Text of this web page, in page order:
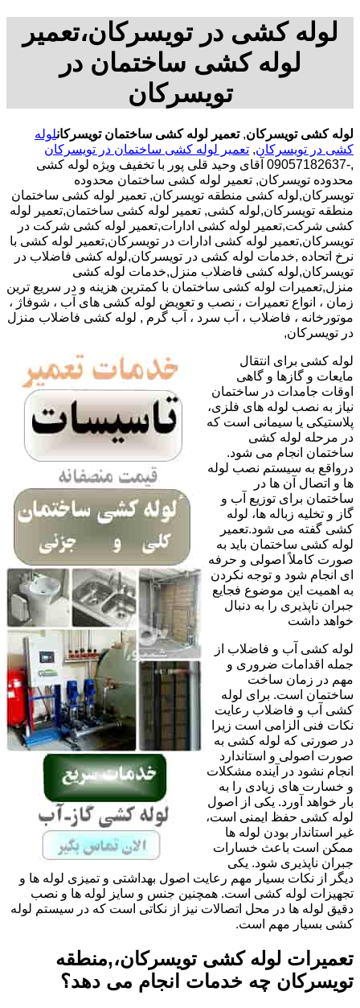
لوله کشی در تویسرکان،تعمیر
لوله کشی ساختمان در
تویسرکان
لوله کشی تویسرکان,تعمیر لوله کشی ساختمان تویسرکانلوله
کشی در تویسرکان, تعمیر لوله کشی ساختمان در تویسرکان
,-09057182637 آقای وحید قلی پور با تخفیف ویژه لوله کشی
محدوده تویسرکان, تعمیر لوله کشی ساختمان محدوده
تویسرکان,لوله کشی منطقه تویسرکان, تعمیر لوله کشی ساختمان
منطقه تویسرکان,لوله کشی, تعمیر لوله کشی ساختمان,تعمیر لوله
کشی شرکت,تعمیر لوله کشی ادارات,تعمیر لوله کشی شرکت در
تویسرکان,تعمیر لوله کشی ادارات در تویسرکان,تعمیر لوله کشی با
نرخ اتحاده ,خدمات لوله کشی در تویسرکان,لوله کشی فاضلاب در
تویسرکان,لوله کشی فاضلاب منزل,خدمات لوله کشی
منزل,تعمیرات لوله کشی ساختمان با کمترین هزینه و در سریع ترین
زمان ، انواع تعمیرات ، نصب و تعویض لوله کشی های آب ، شوفاژ ،
موتورخانه ، فاضلاب ، آب سرد ، آب گرم , لوله کشی فاضلاب منزل
در تویسرکان,
لوله کشی برای انتقال
مایعات و گازها و گاهی
اوقات جامدات در ساختمان
نیاز به نصب لوله های فلزی،
پلاستیکی یا سیمانی است که
در مرحله لوله کشی
ساختمان انجام می شود.
درواقع به سیستم نصب لوله
ها و اتصال آن ها در
ساختمان برای توزیع آب و
گاز و تخلیه زباله ها، لوله
کشی گفته می شود.تعمیر
لوله کشی ساختمان باید به
صورت کاملاً اصولی و حرفه
ای انجام شود و توجه نکردن
به اهمیت این موضوع فجایع
جبران ناپذیری را به دنبال
خواهد داشت
لوله کشی آب و فاضلاب از
جمله اقدامات ضروری و
مهم در زمان ساخت
ساختمان است. برای لوله
کشی آب و فاضلاب رعایت
نکات فنی الزامی است زیرا
در صورتی که لوله کشی به
صورت اصولی و استاندارد
انجام نشود در آینده مشکلات
و خسارت های زیادی را به
بار خواهد آورد. یکی از اصول
لوله کشی حفظ ایمنی است،
غیر استاندار بودن لوله ها
ممکن است باعث خسارات
جبران ناپذیری شود. یکی
دیگر از نکات بسیار مهم رعایت اصول بهداشتی و تمیزی لوله ها و
تجهیزات لوله کشی است. همچنین جنس و سایز لوله ها و نصب
دقیق لوله ها در محل اتصالات نیز از نکاتی است که در سیستم لوله
کشی بسیار مهم است.
تعمیرات لوله کشی تویسرکان،,منطقه
تویسرکان چه خدمات انجام می دهد؟